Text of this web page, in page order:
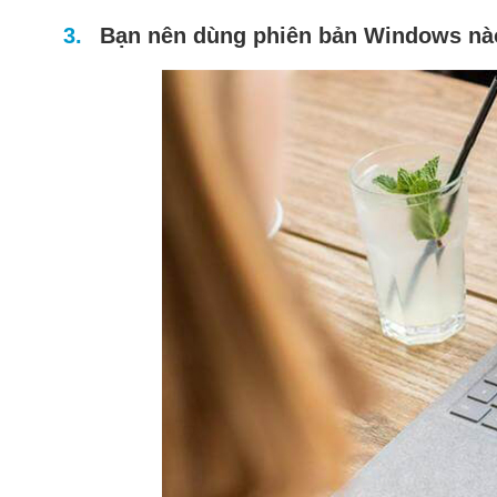
Bạn nên dùng phiên bản Windows